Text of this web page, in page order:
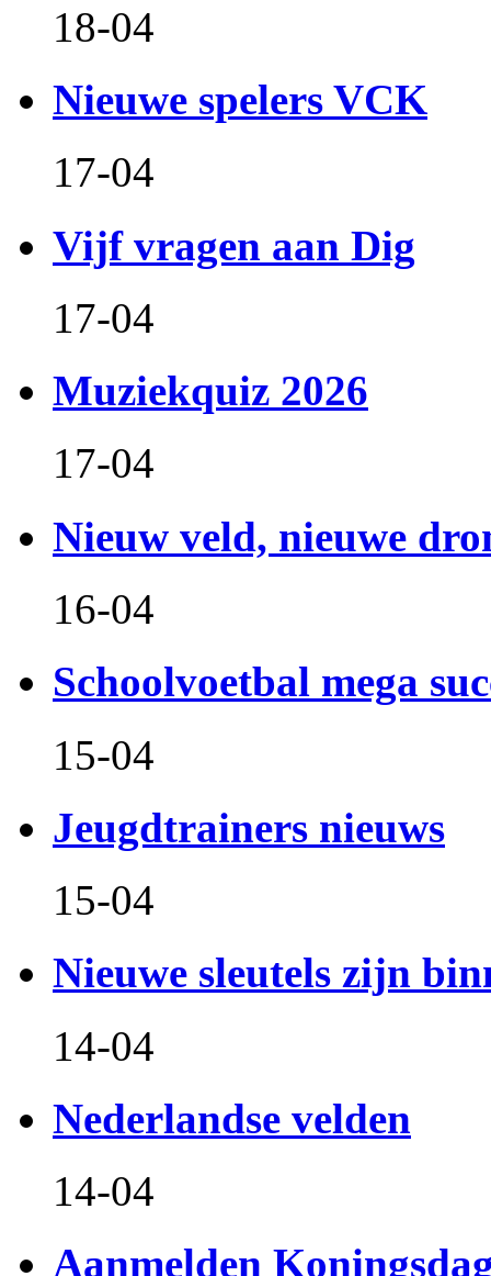
18-04
Nieuwe spelers VCK
17-04
Vijf vragen aan Dig
17-04
Muziekquiz 2026
17-04
Nieuw veld, nieuwe
16-04
Schoolvoetbal mega
15-04
Jeugdtrainers nieuws
15-04
Nieuwe sleutels zijn
14-04
Nederlandse velden
14-04
Aanmelden